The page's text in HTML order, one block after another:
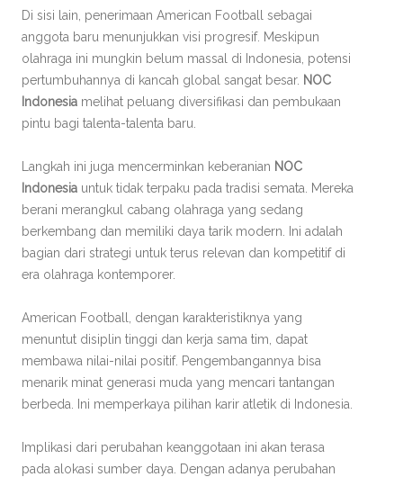
Di sisi lain, penerimaan American Football sebagai
anggota baru menunjukkan visi progresif. Meskipun
olahraga ini mungkin belum massal di Indonesia, potensi
pertumbuhannya di kancah global sangat besar. NOC
Indonesia melihat peluang diversifikasi dan pembukaan
pintu bagi talenta-talenta baru.
Langkah ini juga mencerminkan keberanian NOC
Indonesia untuk tidak terpaku pada tradisi semata. Mereka
berani merangkul cabang olahraga yang sedang
berkembang dan memiliki daya tarik modern. Ini adalah
bagian dari strategi untuk terus relevan dan kompetitif di
era olahraga kontemporer.
American Football, dengan karakteristiknya yang
menuntut disiplin tinggi dan kerja sama tim, dapat
membawa nilai-nilai positif. Pengembangannya bisa
menarik minat generasi muda yang mencari tantangan
berbeda. Ini memperkaya pilihan karir atletik di Indonesia.
Implikasi dari perubahan keanggotaan ini akan terasa
pada alokasi sumber daya. Dengan adanya perubahan